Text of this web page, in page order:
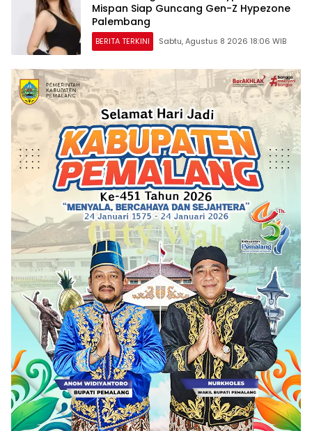
Mispan Siap Guncang Gen-Z Hypezone
Palembang
BERITA TERKINI Sabtu, Agustus 8 2026 18:06 WIB